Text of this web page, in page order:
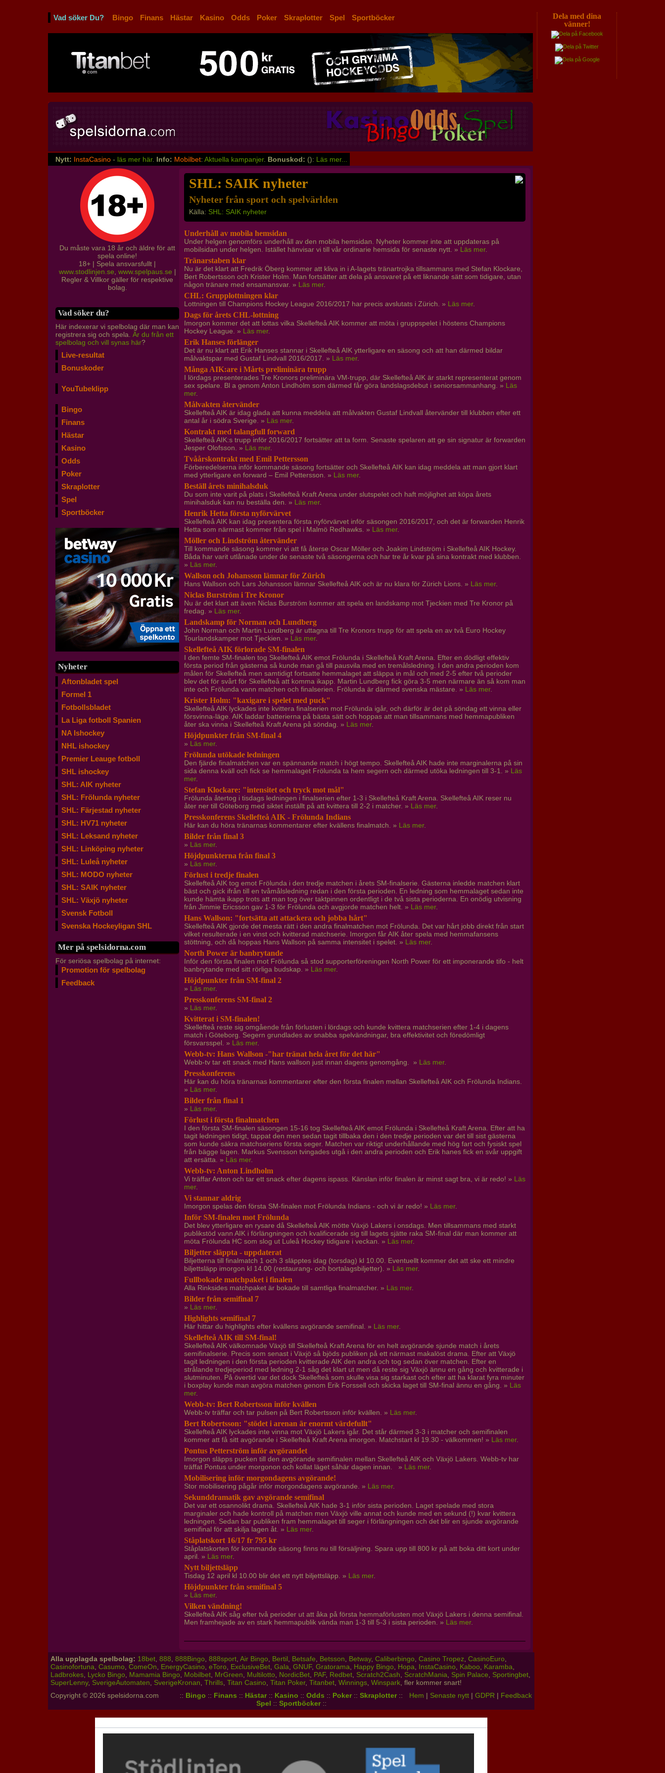
Vad söker Du? Bingo Finans Hästar Kasino Odds Poker Skraplotter Spel Sportböcker
Nytt: InstaCasino - läs mer här. Info: Mobilbet: Aktuella kampanjer. Bonuskod: (): Läs mer...
Du måste vara 18 år och äldre för att
spela online!
18+ | Spela ansvarsfullt |
www.stodlinjen.se www.spelpaus.se |
Regler & Villkor gäller för respektive
bolag.
Vad söker du?
Här indexerar vi spelbolag där man kan
registrera sig och spela. Är du från ett
spelbolag och vill synas här?
Live-resultat
Bonuskoder
YouTubeklipp
Bingo
Finans
Hästar
Kasino
Odds
Poker
Skraplotter
Spel
Sportböcker
Nyheter
Aftonbladet spel
Formel 1
Fotbollsbladet
La Liga fotboll Spanien
NA Ishockey
NHL ishockey
Premier Leauge fotboll
SHL ishockey
SHL: AIK nyheter
SHL: Frölunda nyheter
SHL: Färjestad nyheter
SHL: HV71 nyheter
SHL: Leksand nyheter
SHL: Linköping nyheter
SHL: Luleå nyheter
SHL: MODO nyheter
SHL: SAIK nyheter
SHL: Växjö nyheter
Svensk Fotboll
Svenska Hockeyligan SHL
Mer på spelsidorna.com
För seriösa spelbolag på internet:
Promotion för spelbolag
Feedback
SHL: SAIK nyheter
Nyheter från sport och spelvärlden
Källa: SHL: SAIK nyheter
Underhåll av mobila hemsidan
Under helgen genomförs underhåll av den mobila hemsidan. Nyheter kommer inte att uppdateras på
mobilsidan under helgen. Istället hänvisar vi till vår ordinarie hemsida för senaste nytt. » Läs mer.
Tränarstaben klar
Nu är det klart att Fredrik Öberg kommer att kliva in i A-lagets tränartrojka tillsammans med Stefan Klockare,
Bert Robertsson och Krister Holm. Man fortsätter att dela på ansvaret på ett liknande sätt som tidigare, utan
någon tränare med ensamansvar. » Läs mer.
CHL: Grupplottningen klar
Lottningen till Champions Hockey League 2016/2017 har precis avslutats i Zürich. » Läs mer.
Dags för årets CHL-lottning
Imorgon kommer det att lottas vilka Skellefteå AIK kommer att möta i gruppspelet i höstens Champions
Hockey League. » Läs mer.
Erik Hanses förlänger
Det är nu klart att Erik Hanses stannar i Skellefteå AIK ytterligare en säsong och att han därmed bildar
målvaktspar med Gustaf Lindvall 2016/2017. » Läs mer.
Många AIK:are i Mårts preliminära trupp
I lördags presenterades Tre Kronors preliminära VM-trupp, där Skellefteå AIK är starkt representerat genom
sex spelare. Bl a genom Anton Lindholm som därmed får göra landslagsdebut i seniorsammanhang. » Läs
mer.
Målvakten återvänder
Skellefteå AIK är idag glada att kunna meddela att målvakten Gustaf Lindvall återvänder till klubben efter ett
antal år i södra Sverige. » Läs mer.
Kontrakt med talangfull forward
Skellefteå AIK:s trupp inför 2016/2017 fortsätter att ta form. Senaste spelaren att ge sin signatur är forwarden
Jesper Olofsson. » Läs mer.
Tvåårskontrakt med Emil Pettersson
Förberedelserna inför kommande säsong fortsätter och Skellefteå AIK kan idag meddela att man gjort klart
med ytterligare en forward – Emil Pettersson. » Läs mer.
Beställ årets minihalsduk
Du som inte varit på plats i Skellefteå Kraft Arena under slutspelet och haft möjlighet att köpa årets
minihalsduk kan nu beställa den. » Läs mer.
Henrik Hetta första nyförvärvet
Skellefteå AIK kan idag presentera första nyförvärvet inför säsongen 2016/2017, och det är forwarden Henrik
Hetta som närmast kommer från spel i Malmö Redhawks. » Läs mer.
Möller och Lindström återvänder
Till kommande säsong kommer vi att få återse Oscar Möller och Joakim Lindström i Skellefteå AIK Hockey.
Båda har varit utlånade under de senaste två säsongerna och har tre år kvar på sina kontrakt med klubben.
» Läs mer.
Wallson och Johansson lämnar för Zürich
Hans Wallson och Lars Johansson lämnar Skellefteå AIK och är nu klara för Zürich Lions. » Läs mer.
Niclas Burström i Tre Kronor
Nu är det klart att även Niclas Burström kommer att spela en landskamp mot Tjeckien med Tre Kronor på
fredag. » Läs mer.
Landskamp för Norman och Lundberg
John Norman och Martin Lundberg är uttagna till Tre Kronors trupp för att spela en av två Euro Hockey
Tourlandskamper mot Tjeckien. » Läs mer.
Skellefteå AIK förlorade SM-finalen
I den femte SM-finalen tog Skellefteå AIK emot Frölunda i Skellefteå Kraft Arena. Efter en dödligt effektiv
första period från gästerna så kunde man gå till pausvila med en tremålsledning. I den andra perioden kom
målen för Skellefteå men samtidigt fortsatte hemmalaget att släppa in mål och med 2-5 efter två perioder
blev det för svårt för Skellefteå att komma ikapp. Martin Lundberg fick göra 3-5 men närmare än så kom man
inte och Frölunda vann matchen och finalserien. Frölunda är därmed svenska mästare. » Läs mer.
Krister Holm: "kaxigare i spelet med puck"
Skellefteå AIK lyckades inte kvittera finalserien mot Frölunda igår, och därför är det på söndag ett vinna eller
försvinna-läge. AIK laddar batterierna på bästa sätt och hoppas att man tillsammans med hemmapubliken
åter ska vinna i Skellefteå Kraft Arena på söndag. » Läs mer.
Höjdpunkter från SM-final 4
» Läs mer.
Frölunda utökade ledningen
Den fjärde finalmatchen var en spännande match i högt tempo. Skellefteå AIK hade inte marginalerna på sin
sida denna kväll och fick se hemmalaget Frölunda ta hem segern och därmed utöka ledningen till 3-1. » Läs
mer.
Stefan Klockare: "intensitet och tryck mot mål"
Frölunda återtog i tisdags ledningen i finalserien efter 1-3 i Skellefteå Kraft Arena. Skellefteå AIK reser nu
åter ner till Göteborg med siktet inställt på att kvittera till 2-2 i matcher. » Läs mer.
Presskonferens Skellefteå AIK - Frölunda Indians
Här kan du höra tränarnas kommentarer efter kvällens finalmatch. » Läs mer.
Bilder från final 3
» Läs mer.
Höjdpunkterna från final 3
» Läs mer.
Förlust i tredje finalen
Skellefteå AIK tog emot Frölunda i den tredje matchen i årets SM-finalserie. Gästerna inledde matchen klart
bäst och gick ifrån till en tvåmålsledning redan i den första perioden. En ledning som hemmalaget sedan inte
kunde hämta ikapp trots att man tog över taktpinnen ordentligt i de två sista perioderna. En onödig utvisning
från Jimmie Ericsson gav 1-3 för Frölunda och avgjorde matchen helt. » Läs mer.
Hans Wallson: "fortsätta att attackera och jobba hårt"
Skellefteå AIK gjorde det mesta rätt i den andra finalmatchen mot Frölunda. Det var hårt jobb direkt från start
vilket resulterade i en vinst och kvitterad matchserie. Imorgon får AIK åter spela med hemmafansens
stöttning, och då hoppas Hans Wallson på samma intensitet i spelet. » Läs mer.
North Power är banbrytande
Inför den första finalen mot Frölunda så stod supporterföreningen North Power för ett imponerande tifo - helt
banbrytande med sitt rörliga budskap. » Läs mer.
Höjdpunkter från SM-final 2
» Läs mer.
Presskonferens SM-final 2
» Läs mer.
Kvitterat i SM-finalen!
Skellefteå reste sig omgående från förlusten i lördags och kunde kvittera matchserien efter 1-4 i dagens
match i Göteborg. Segern grundlades av snabba spelvändningar, bra effektivitet och föredömligt
försvarsspel. » Läs mer.
Webb-tv: Hans Wallson -"har tränat hela året för det här"
Webb-tv tar ett snack med Hans wallson just innan dagens genomgång. » Läs mer.
Presskonferens
Här kan du höra tränarnas kommentarer efter den första finalen mellan Skellefteå AIK och Frölunda Indians.
» Läs mer.
Bilder från final 1
» Läs mer.
Förlust i första finalmatchen
I den första SM-finalen säsongen 15-16 tog Skellefteå AIK emot Frölunda i Skellefteå Kraft Arena. Efter att ha
tagit ledningen tidigt, tappat den men sedan tagit tillbaka den i den tredje perioden var det till sist gästerna
som kunde säkra matchseriens första seger. Matchen var riktigt underhållande med hög fart och fysiskt spel
från bägge lagen. Markus Svensson tvingades utgå i den andra perioden och Erik hanes fick en svår uppgift
att ersätta. » Läs mer.
Webb-tv: Anton Lindholm
Vi träffar Anton och tar ett snack efter dagens ispass. Känslan inför finalen är minst sagt bra, vi är redo! » Läs
mer.
Vi stannar aldrig
Imorgon spelas den första SM-finalen mot Frölunda Indians - och vi är redo! » Läs mer.
Inför SM-finalen mot Frölunda
Det blev ytterligare en rysare då Skellefteå AIK mötte Växjö Lakers i onsdags. Men tillsammans med starkt
publikstöd vann AIK i förlängningen och kvalificerade sig till lagets sjätte raka SM-final där man kommer att
möta Frölunda HC som slog ut Luleå Hockey tidigare i veckan. » Läs mer.
Biljetter släppta - uppdaterat
Biljetterna till finalmatch 1 och 3 släpptes idag (torsdag) kl 10.00. Eventuellt kommer det att ske ett mindre
biljettsläpp imorgon kl 14.00 (restaurang- och bortalagsbiljetter). » Läs mer.
Fullbokade matchpaket i finalen
Alla Rinksides matchpaket är bokade till samtliga finalmatcher. » Läs mer.
Bilder från semifinal 7
» Läs mer.
Highlights semifinal 7
Här hittar du highlights efter kvällens avgörande semifinal. » Läs mer.
Skellefteå AIK till SM-final!
Skellefteå AIK välkomnade Växjö till Skellefteå Kraft Arena för en helt avgörande sjunde match i årets
semifinalserie. Precis som senast i Växjö så bjöds publiken på ett närmast makalöst drama. Efter att Växjö
tagit ledningen i den första perioden kvitterade AIK den andra och tog sedan över matchen. Efter en
strålande tredjeperiod med ledning 2-1 såg det klart ut men då reste sig Växjö ännu en gång och kvitterade i
slutminuten. På övertid var det dock Skellefteå som skulle visa sig starkast och efter att ha klarat fyra minuter
i boxplay kunde man avgöra matchen genom Erik Forssell och skicka laget till SM-final ännu en gång. » Läs
mer.
Webb-tv: Bert Robertsson inför kvällen
Webb-tv träffar och tar pulsen på Bert Robertsson inför kvällen. » Läs mer.
Bert Robertsson: "stödet i arenan är enormt värdefullt"
Skellefteå AIK lyckades inte vinna mot Växjö Lakers igår. Det står därmed 3-3 i matcher och semifinalen
kommer att få sitt avgörande i Skellefteå Kraft Arena imorgon. Matchstart kl 19.30 - välkommen! » Läs mer.
Pontus Petterström inför avgörandet
Imorgon släpps pucken till den avgörande semifinalen mellan Skellefteå AIK och Växjö Lakers. Webb-tv har
träffat Pontus under morgonon och kollat läget såhär dagen innan. » Läs mer.
Mobilisering inför morgondagens avgörande!
Stor mobilisering pågår inför morgondagens avgörande. » Läs mer.
Sekunddramatik gav avgörande semifinal
Det var ett osannolikt drama. Skellefteå AIK hade 3-1 inför sista perioden. Laget spelade med stora
marginaler och hade kontroll på matchen men Växjö ville annat och kunde med en sekund (!) kvar kvittera
ledningen. Sedan bar publiken fram hemmalaget till seger i förlängningen och det blir en sjunde avgörande
semifinal för att skilja lagen åt. » Läs mer.
Ståplatskort 16/17 fr 795 kr
Ståplatskorten för kommande säsong finns nu till försäljning. Spara upp till 800 kr på att boka ditt kort under
april. » Läs mer.
Nytt biljettsläpp
Tisdag 12 april kl 10.00 blir det ett nytt biljettsläpp. » Läs mer.
Höjdpunkter från semifinal 5
» Läs mer.
Vilken vändning!
Skellefteå AIK såg efter två perioder ut att åka på första hemmaförlusten mot Växjö Lakers i denna semifinal.
Men framhejade av en stark hemmapublik vända man 1-3 till 5-3 i sista perioden. » Läs mer.
Alla upplagda spelbolag: 18bet 888 888Bingo 888sport Air Bingo Bertil Betsafe Betsson Betway, Caliberbingo Casino Tropez CasinoEuro
Casinofortuna Casumo ComeOn EnergyCasino eToro ExclusiveBet Gala GNUF, Gratorama Happy Bingo Hopa InstaCasino Kaboo Karamba
Ladbrokes Lycko Bingo Mamamia Bingo Mobilbet MrGreen Multilotto NordicBet PAF, Redbet Scratch2Cash ScratchMania Spin Palace Sportingbet
SuperLenny, SverigeAutomaten SverigeKronan Thrills Titan Casino Titan Poker, Titanbet Winnings Winspark , fler kommer snart!
Copyright © 2026 spelsidorna.com
:: Bingo :: Finans :: Hästar:: Kasino :: Odds :: Poker:: Skraplotter::
Spel :: Sportböcker::
Hem | Senaste nytt | GDPR | Feedback
Dela med dina
vänner!